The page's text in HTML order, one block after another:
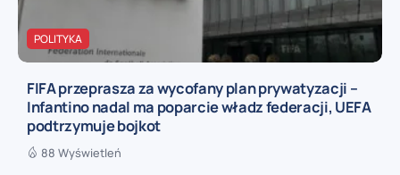
POLITYKA
FIFA przeprasza za wycofany plan prywatyzacji –
Infantino nadal ma poparcie władz federacji, UEFA
podtrzymuje bojkot
88 Wyświetleń